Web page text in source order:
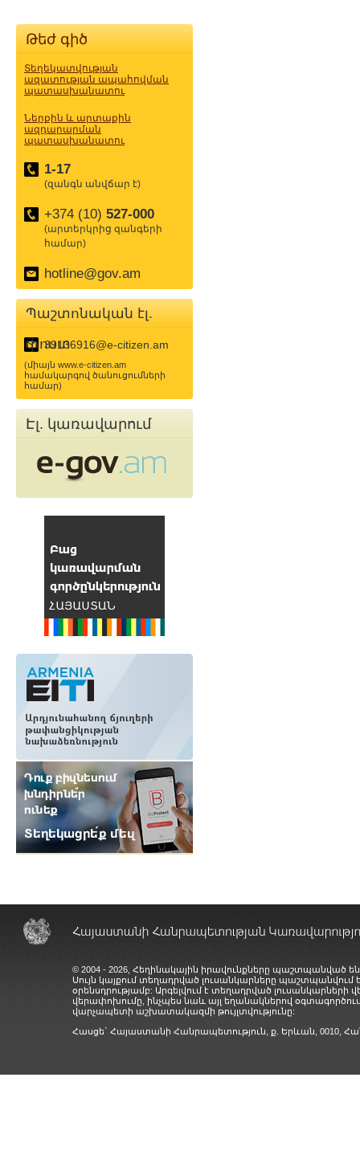
Թեժ գիծ
Տեղեկատվության
ազատության ապահովման
պատասխանատու
Ներքին և արտաքին
ազդարարման
պատասխանատու
1-17
(զանգն անվճար է)
+374 (10) 527-000
(արտերկրից զանգերի
համար)
hotline@gov.am
Պաշտոնական էլ.
փոստ
39136916@e-citizen.am
(միայն www.e-citizen.am
համակարգով ծանուցումների
համար)
Էլ. կառավարում
© 2004 - 2026, Հեղինակային իրավունքները պաշտպանված
Սույն կայքում տեղադրված լուսանկարները
օրենսդրությամբ: Արգելվում է տեղադրված
վերափոխումը, ինչպես նաև այլ եղանակներով
վարչապետի աշխատակազմի թույլտվությունը:
Հասցե` Հայաստանի Հանրապետություն, ք. Երևան, 0010,